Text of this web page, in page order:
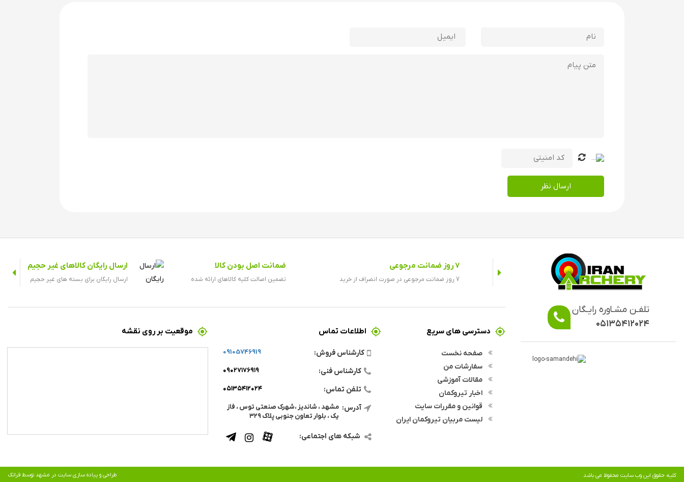
ارسال نظر
تلفـن مشـاوره رایـگان
۰۵۱۳۵۴۱۲۰۲۴
7 روز ضمانت مرجوعی
7 روز ضمانت مرجوعی در صورت انصراف از خرید
ضمانت اصل بودن کالا
تضمین اصالت کلیه کالاهای ارائه شده
ارسال رایگان کالاهای غیر حجیم
ارسال رایگان برای بسته های غیر حجیم
دسترسی های سریع
صفحه نخست
سفارشات من
مقالات آموزشی
اخبار تیروکمان
قوانین و مقررات سایت
لیست مربیان تیروکمان ایران
اطلاعات تماس
کارشناس فروش: 09105746919
کارشناس فنی: ۰۹۰۲۷۱۷۶۹۱۹
تلفن تماس: ۰۵۱۳۵۴۱۲۰۲۴
آدرس: مشهد ، شاندیز ،شهرک صنعتی توس ، فاز
یک ، بلوار تعاون جنوبی پلاک ۳۲۹
شبکه های اجتماعی:
موقعیت بر روی نقشه
کلیه حقوق این وب سایت محفوظ می باشد طراحی و پیاده سازی سایت در مشهد توسط فراتک